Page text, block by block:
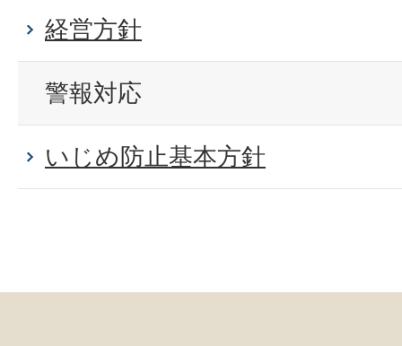
経営方針
警報対応
いじめ防止基本方針